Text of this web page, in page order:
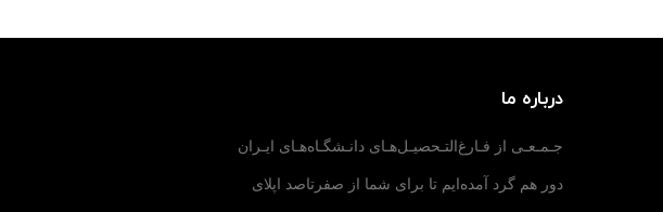
درباره ما
جـمـعـی از فـارغ‌التـحصیـل‌هـای دانـشگـاه‌هـای ایـران
دور هم گرد آمده‌ایم تا برای شما از صفرتاصد اپلای